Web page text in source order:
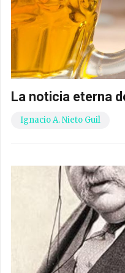
La noticia eterna
Ignacio A. Nieto Guil